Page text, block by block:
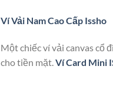
Ví Vải Nam Cao Cấp Issho
Một chiếc ví vải canvas cổ
cho tiền mặt.Ví Card Mini